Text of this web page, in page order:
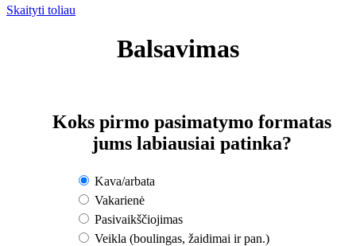
Skaityti toliau
Balsavimas
Koks pirmo pasimatymo formatas
jums labiausiai patinka?
Kava/arbata
Vakarienė
Pasivaikščiojimas
Veikla (boulingas, žaidimai ir pan.)